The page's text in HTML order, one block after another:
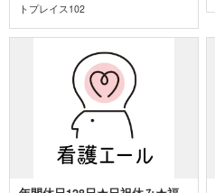
トプレイス102